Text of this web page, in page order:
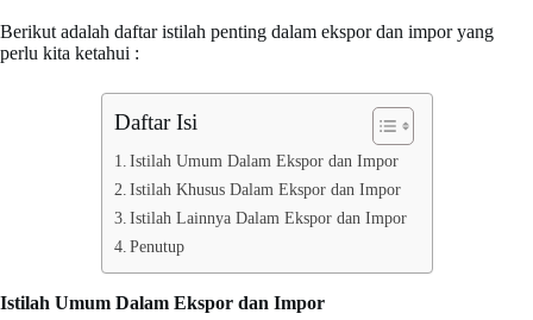
Berikut adalah daftar istilah penting dalam ekspor dan impor yang
perlu kita ketahui :
Daftar Isi
Istilah Umum Dalam Ekspor dan Impor
Istilah Khusus Dalam Ekspor dan Impor
Istilah Lainnya Dalam Ekspor dan Impor
Penutup
Istilah Umum Dalam Ekspor dan Impor